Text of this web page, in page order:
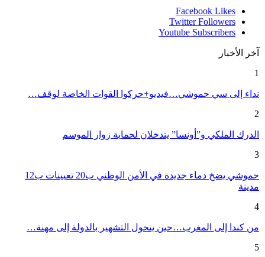
Facebook Likes
Twitter Followers
Youtube Subscribers
آخر الأخبار
1
نداء إلى سي حموشي…فيديو+حركوا القوات الخاصة لوقف…
2
الدرك الملكي و”أونسا” يتدخلان لحماية زوار الموسم
3
حموشي يضخ دماء جديدة في الأمن الوطني ب20 تعيينات ب12
مدينة
4
من كندا إلى المغرب…حين يتحول التشهير بالدولة إلى مهنة…
5